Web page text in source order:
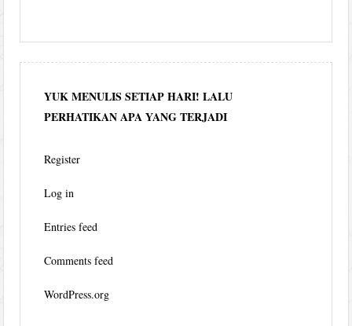
YUK MENULIS SETIAP HARI! LALU
PERHATIKAN APA YANG TERJADI
Register
Log in
Entries feed
Comments feed
WordPress.org